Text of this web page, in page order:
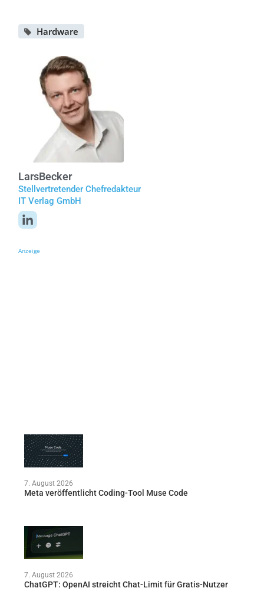
Hardware
LarsBecker
Stellvertretender Chefredakteur
IT Verlag GmbH
Anzeige
7. August 2026
Meta veröffentlicht Coding-Tool Muse Code
7. August 2026
ChatGPT: OpenAI streicht Chat-Limit für Gratis-Nutzer